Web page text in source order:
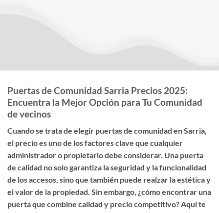
Puertas de Comunidad Sarria Precios 2025:
Encuentra la Mejor Opción para Tu Comunidad
de vecinos
Cuando se trata de elegir puertas de comunidad en Sarria,
el precioes uno de los factores clave que cualquier
administrador o propietario debe considerar. Una puerta
de calidad no solo garantiza la seguridad y la funcionalidad
de los accesos, sino que también puede realzar la estética y
el valor de la propiedad. Sin embargo, ¿cómo encontrar una
puerta que combine calidad y precio competitivo? Aquí te